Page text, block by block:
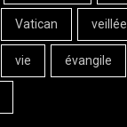
Vatican veillée
vie évangile